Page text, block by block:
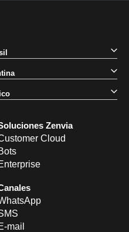
Zenvia
Cloud
mail